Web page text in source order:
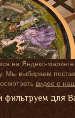
на Яндекс-
Мы выбираем
видео о
для